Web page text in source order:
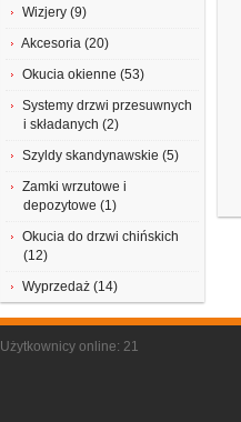
Wizjery (9)
Akcesoria (20)
Okucia okienne (53)
Systemy drzwi przesuwnych
i składanych (2)
Szyldy skandynawskie (5)
Zamki wrzutowe i
depozytowe (1)
Okucia do drzwi chińskich
(12)
Wyprzedaż (14)
Użytkownicy online: 21